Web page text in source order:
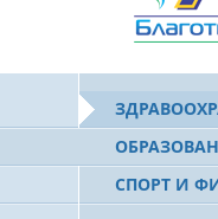
СПОРТ И